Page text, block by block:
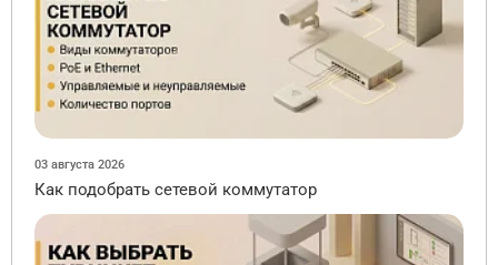
03 августа 2026
Как подобрать сетевой коммутатор